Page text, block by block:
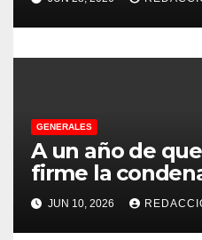
t
r
d
a
s
Chilecito
GENERALES
A un año de
firme la
no pudo
a CFK
JUN 10, 2026